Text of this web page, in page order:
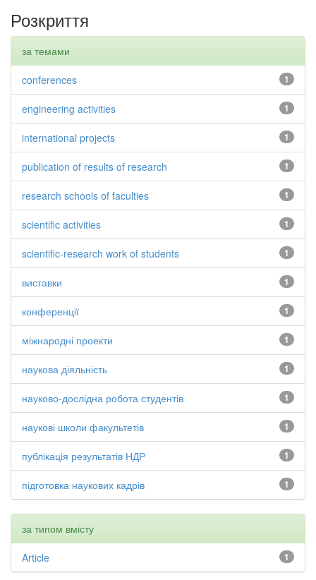
Розкриття
за темами
1
conferences
1
engineering activities
1
international projects
1
publication of results of research
1
research schools of faculties
1
scientific activities
1
scientific-research work of students
1
виставки
1
конференції
1
міжнародні проекти
1
наукова діяльність
1
науково-дослідна робота студентів
1
наукові школи факультетів
1
публікація результатів НДР
1
підготовка наукових кадрів
за типом вмісту
1
Article